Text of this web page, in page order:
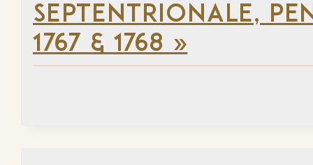
SEPTENTRIONALE,
1767 & 1768 »